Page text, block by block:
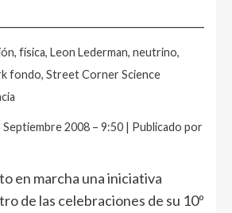
física, Leon Lederman, neutrino,
fondo, Street Corner Science
Septiembre 2008 – 9:50 | Publicado por
en marcha una iniciativa
de las celebraciones de su 10º